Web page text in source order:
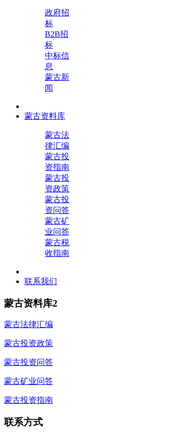
政府招
标
B2B招
标
中标信
息
蒙古新
闻
蒙古资料库
蒙古法
律汇编
蒙古投
资指南
蒙古投
资政策
蒙古投
资问答
蒙古矿
业问答
蒙古税
收指南
联系我们
蒙古资料库2
蒙古法律汇编
蒙古投资政策
蒙古投资问答
蒙古矿业问答
蒙古投资指南
联系方式